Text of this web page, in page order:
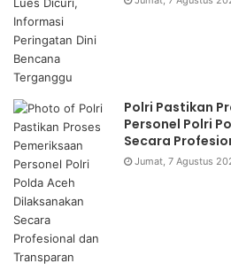
Polri Pastikan
Personel Polri
Secara
Jumat, 7 Agustus